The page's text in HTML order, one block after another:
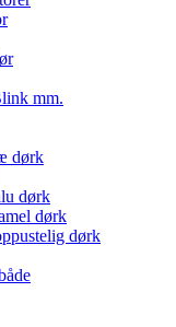
mm.
dørk
dørk
dørk
dørk